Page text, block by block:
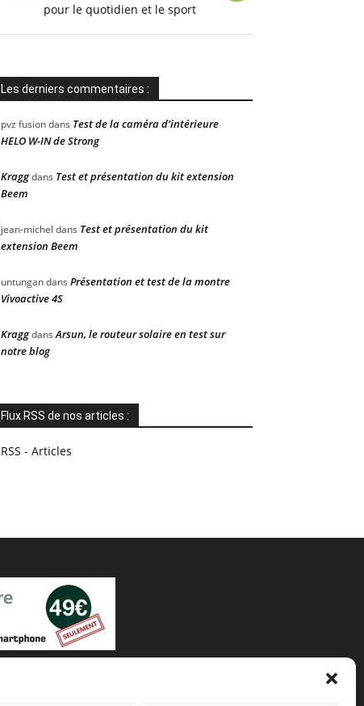
pour le quotidien et le sport
Les derniers commentaires :
pvz fusiondans Test de la caméra d’intérieure
HELO W-IN de Strong
Kraggdans Test et présentation du kit extension
Beem
jean-michel dans Test et présentation du kit
extension Beem
untungandans Présentation et test de la montre
Vivoactive 4S
KraggdansArsun, le routeur solaire en test sur
notre blog
Flux RSS de nos articles :
RSS - Articles